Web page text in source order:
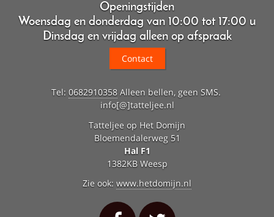
Openingstijden
Woensdag en donderdag van 10:00 tot 17:00 u
Dinsdag en vrijdag alleen op afspraak
Contact
Tel: 0682910358Alleen bellen, geen SMS.
info[@]tatteljee.nl
Tatteljee op Het Domijn
Bloemendalerweg 51
Hal F1
1382KB Weesp
Zie ook: www.hetdomijn.nl